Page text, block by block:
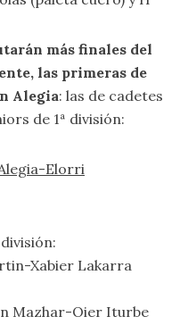
más finales del
las primeras de
Alegia: las de cadetes
de 1ª división:
Elorri
Xabier Lakarra
Mazhar-Oier Iturbe